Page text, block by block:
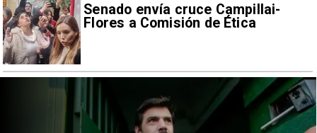
Senado envía cruce Campillai-
Flores a Comisión de Ética